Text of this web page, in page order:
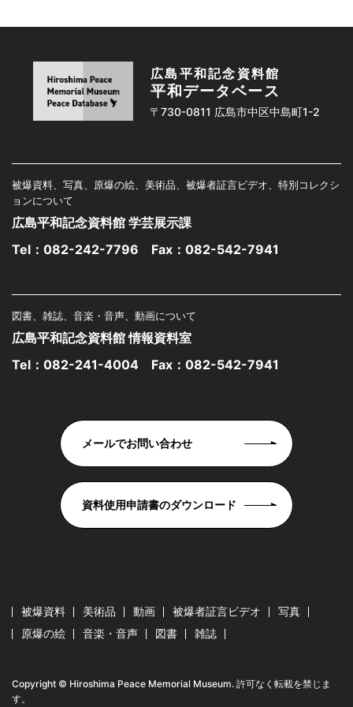
広島平和記念資料館
平和データベース
〒730-0811 広島市中区中島町1-2
被爆資料、写真、原爆の絵、美術品、被爆者証言ビデオ、特別コレクシ
ョンについて
広島平和記念資料館 学芸展示課
Tel： 082-242-7796 Fax：082-542-7941
図書、雑誌、音楽・音声、動画について
広島平和記念資料館 情報資料室
Tel： 082-241-4004 Fax：082-542-7941
メールでお問い合わせ
資料使用申請書のダウンロード
被爆資料 美術品 動画 被爆者証言ビデオ
写真
原爆の絵
音楽・音声 図書 雑誌
Copyright © Hiroshima Peace Memorial Museum. 許可なく転載を禁じま
す。